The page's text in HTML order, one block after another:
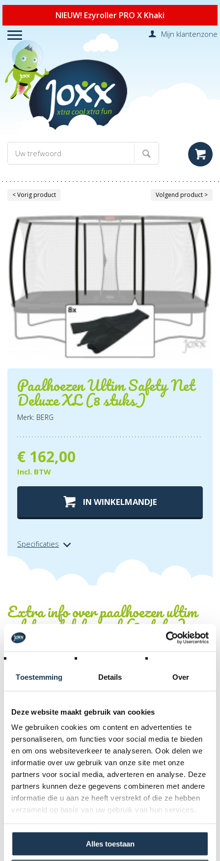
Toestemming Details Over
Deze website maakt gebruik van cookies
We gebruiken cookies om content en advertenties te
personaliseren, om functies voor social media te bieden
en om ons websiteverkeer te analyseren. Ook delen we
informatie over uw gebruik van onze site met onze
partners voor social media, adverteren en analyse. Deze
partners kunnen deze gegevens combineren met andere
informatie die u aan ze heeft verstrekt of die ze hebben
verzameld op basis van uw gebruik van hun services.
Alles toestaan
NIEUW! Ezyroller PRO X Khaki
Mijn klantenzone
< Vorig product Volgend product >
Paalhoezen Ultim Safety Net
Deluxe XL (8 stuks)
Merk: BERG
€ 162,00
Incl. BTW
IN WINKELMANDJE
Specificaties
Extra info overpaalhoezen ultim
safety net deluxe xl (8 stuks)
safetynet toe aan vervanging, zoals de paalhoezen. Deze
paalhoezen worden per 8 stuks geleverd en zijn geschikt
- 410
- 500
Zowel voor bovengronds als inbouw.
Specificaties